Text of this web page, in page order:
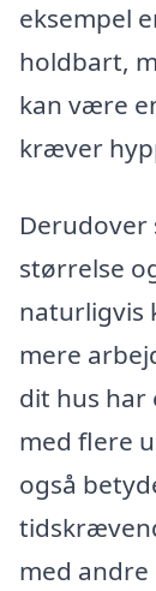
eksempel
holdbart,
kan være
kræver
Derudover
størrelse
naturligvis
mere
dit hus har
med flere
også
med